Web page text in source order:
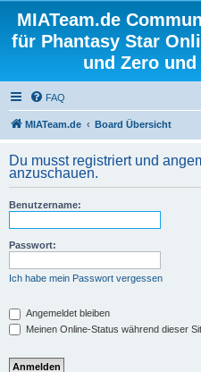
MIATeam.de
für Phantasy Star
und Zero
FAQ
MIATeam.de Board Übersicht
Du musst registriert und
anzuschauen.
Benutzername:
Passwort:
Ich habe mein Passwort vergessen
Angemeldet bleiben
Meinen Online-Status während dieser